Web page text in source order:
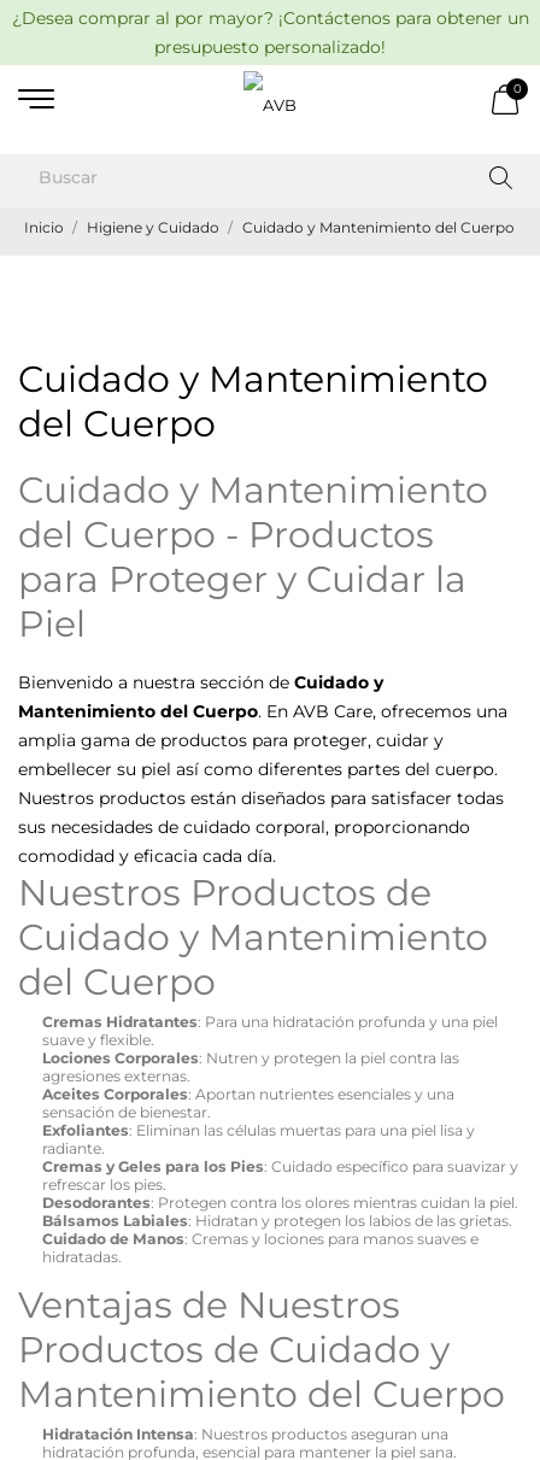
¿Desea comprar al por mayor? ¡Contáctenos para obtener un
presupuesto personalizado!
0
Inicio Higiene y Cuidado Cuidado y Mantenimiento del Cuerpo
Cuidado y Mantenimiento
del Cuerpo
Cuidado y Mantenimiento
del Cuerpo - Productos
para Proteger y Cuidar la
Piel
Bienvenido a nuestra sección de Cuidado y
Mantenimiento del Cuerpo. En AVB Care, ofrecemos una
amplia gama de productos para proteger, cuidar y
embellecer su piel así como diferentes partes del cuerpo.
Nuestros productos están diseñados para satisfacer todas
sus necesidades de cuidado corporal, proporcionando
comodidad y eficacia cada día.
Nuestros Productos de
Cuidado y Mantenimiento
del Cuerpo
Cremas Hidratantes: Para una hidratación profunda y una piel
suave y flexible.
Lociones Corporales: Nutren y protegen la piel contra las
agresiones externas.
Aceites Corporales: Aportan nutrientes esenciales y una
sensación de bienestar.
Exfoliantes: Eliminan las células muertas para una piel lisa y
radiante.
Cremas y Geles para los Pies: Cuidado específico para suavizar y
refrescar los pies.
Desodorantes: Protegen contra los olores mientras cuidan la piel.
Bálsamos Labiales: Hidratan y protegen los labios de las grietas.
Cuidado de Manos: Cremas y lociones para manos suaves e
hidratadas.
Ventajas de Nuestros
Productos de Cuidado y
Mantenimiento del Cuerpo
Hidratación Intensa: Nuestros productos aseguran una
hidratación profunda, esencial para mantener la piel sana.